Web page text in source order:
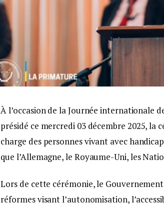
À l’occasion de la Journée internationale
présidé ce mercredi 03 décembre 2025,
charge des personnes vivant avec
que l’Allemagne, le Royaume-Uni, les
Lors de cette cérémonie, le
réformes visant l’autonomisation,